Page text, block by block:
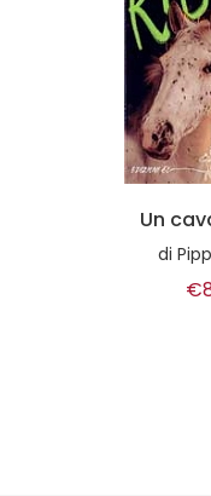
Un
di